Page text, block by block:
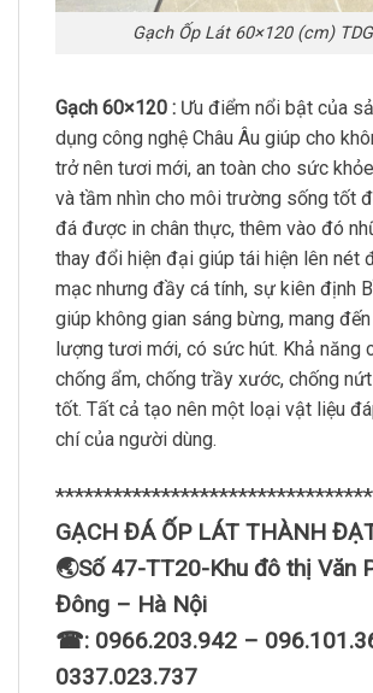
Gạch Ốp Lát 60×120 (cm)
Gạch 60×120 : Ưu điểm nổi bật của
dụng công nghệ Châu Âu giúp cho
trở nên tươi mới, an toàn cho sức
và tầm nhìn cho môi trường sống tốt
đá được in chân thực, thêm vào đó
thay đổi hiện đại giúp tái hiện lên nét
mạc nhưng đầy cá tính, sự kiên định
giúp không gian sáng bừng, mang
lượng tươi mới, có sức hút. Khả năng
chống ẩm, chống trầy xước, chống
tốt. Tất cả tạo nên một loại vật liệu
chí của người dùng.
GẠCH ĐÁ ỐP LÁT THÀNH
🌏Số 47-TT20-Khu đô thị Văn
Đông – Hà Nội
☎: 0966.203.942 –
0337.023.737